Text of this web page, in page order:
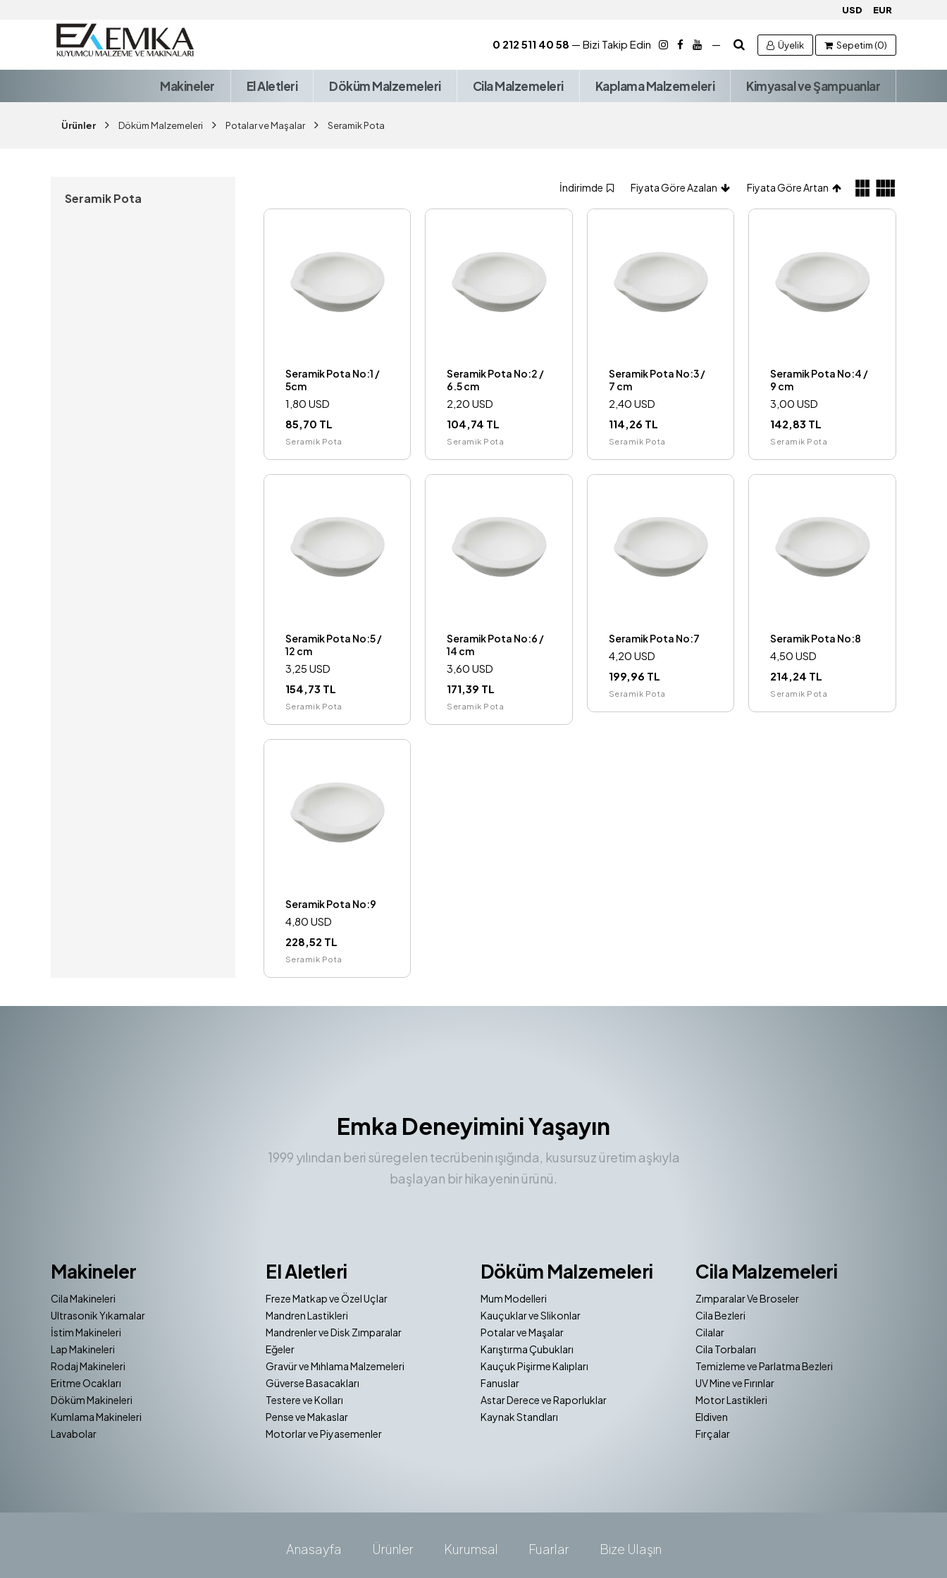
USD EUR
0 212 511 40 58 — Bizi Takip Edin — Üyelik Sepetim (0)
Makineler El Aletleri Döküm Malzemeleri Cila Malzemeleri Kaplama Malzemeleri Kimyasal ve Şampuanlar
Ürünler Döküm Malzemeleri Potalar ve Maşalar Seramik Pota
Seramik Pota
İndirimde Fiyata Göre Azalan Fiyata Göre Artan
Seramik Pota No:1 /
5cm
1,80 USD
85,70 TL
Seramik Pota
Seramik Pota No:2 /
6.5 cm
2,20 USD
104,74 TL
Seramik Pota
Seramik Pota No:3 /
7 cm
2,40 USD
114,26 TL
Seramik Pota
Seramik Pota No:4 /
9 cm
3,00 USD
142,83 TL
Seramik Pota
Seramik Pota No:5 /
12 cm
3,25 USD
154,73 TL
Seramik Pota
Seramik Pota No:6 /
14 cm
3,60 USD
171,39 TL
Seramik Pota
Seramik Pota No:7
4,20 USD
199,96 TL
Seramik Pota
Seramik Pota No:8
4,50 USD
214,24 TL
Seramik Pota
Seramik Pota No:9
4,80 USD
228,52 TL
Seramik Pota
Emka Deneyimini Yaşayın
1999 yılından beri süregelen tecrübenin ışığında, kusursuz üretim aşkıyla
başlayan bir hikayenin ürünü.
Makineler
Cila Makineleri
Ultrasonik Yıkamalar
İstim Makineleri
Lap Makineleri
Rodaj Makineleri
Eritme Ocakları
Döküm Makineleri
Kumlama Makineleri
Lavabolar
El Aletleri
Freze Matkap ve Özel Uçlar
Mandren Lastikleri
Mandrenler ve Disk Zımparalar
Eğeler
Gravür ve Mıhlama Malzemeleri
Güverse Basacakları
Testere ve Kolları
Pense ve Makaslar
Motorlar ve Piyasemenler
Döküm Malzemeleri
Mum Modelleri
Kauçuklar ve Slikonlar
Potalar ve Maşalar
Karıştırma Çubukları
Kauçuk Pişirme Kalıpları
Fanuslar
Astar Derece ve Raporluklar
Kaynak Standları
Cila Malzemeleri
Zımparalar Ve Broseler
Cila Bezleri
Cilalar
Cila Torbaları
Temizleme ve Parlatma Bezleri
UV Mine ve Fırınlar
Motor Lastikleri
Eldiven
Fırçalar
Anasayfa Ürünler Kurumsal Fuarlar Bize Ulaşın